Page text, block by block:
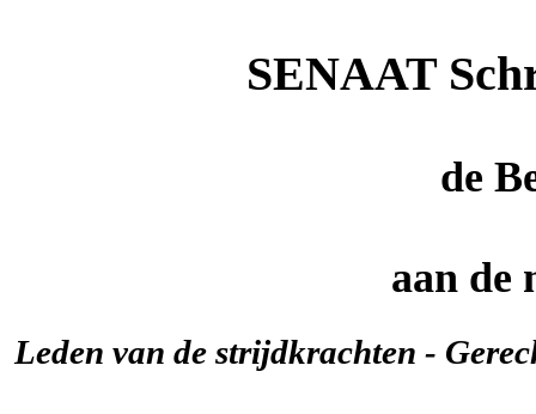
SENAAT
de
aan de
Leden van de strijdkrachten -